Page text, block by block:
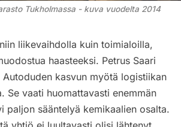
Tukholmassa - kuva vuodelta 2014
liikevaihdolla kuin toimialoilla,
haasteeksi. Petrus Saari
Autoduden kasvun myötä logistiikan
Se vaati huomattavasti enemmän
paljon sääntelyä kemikaalien osalta.